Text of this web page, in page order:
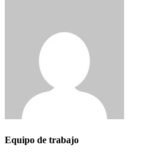
Equipo de trabajo